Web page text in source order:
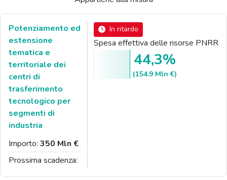
Potenziamento ed
estensione
tematica e
territoriale dei
centri di
trasferimento
tecnologico per
segmenti di
industria
Importo: 350 Mln €
Prossima scadenza:
In ritardo
Spesa effettiva delle risorse PNRR
44,3%
(154.9 Mln €)